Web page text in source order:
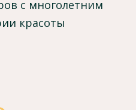
с многолетним
красоты